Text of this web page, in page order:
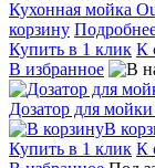
Кухонная мойка
корзину
Купить в 1 клик К
В избранное
Дозатор для
В
Купить в 1 клик К